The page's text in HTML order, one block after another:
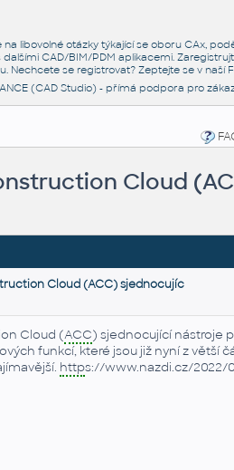
libovolné otázky týkající se oboru CAx,
dalšími CAD/BIM/PDM aplikacemi.
. Nechcete se registrovat? Zeptejte se v naší
(CAD Studio) - přímá podpora pro
Cloud
Cloud (ACC) sjednocujíc
Cloud (ACC) sjednocující nástroje
funkcí, které jsou již nyní z větší
https://www.nazdi.cz/2022/